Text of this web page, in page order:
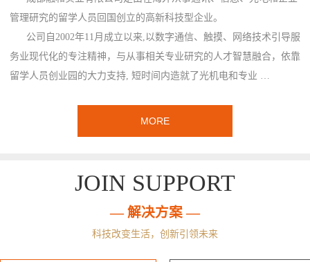
管理研究的留学人员回国创立的高新科技型企业。
公司自2002年11月成立以来,以数字通信、触摸、网络技术引导服
务业现代化的专注精神，与从事相关专业研究的人才智慧融合，依靠
留学人员创业园的大力支持, 短时间内造就了光机电和专业 …
MORE
JOIN SUPPORT
— 解决方案 —
科技改变生活，创新引领未来